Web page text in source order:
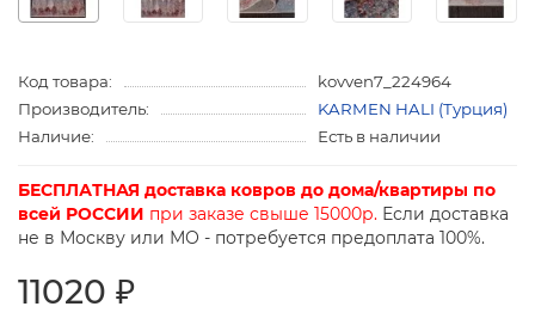
Код товара:
kovven7_224964
Производитель:
KARMEN HALI (Турция)
Наличие:
Есть в наличии
БЕСПЛАТНАЯ доставка ковров до дома/квартиры по
всей РОССИИ при заказе свыше 15000р. Если доставка
не в Москву или МО - потребуется предоплата 100%.
11020 ₽